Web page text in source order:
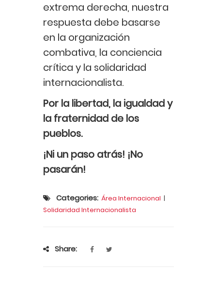
extrema derecha, nuestra
respuesta debe basarse
en la organización
combativa, la conciencia
crítica y la solidaridad
internacionalista.
Por la libertad, la igualdad y
la fraternidad de los
pueblos.
¡Ni un paso atrás! ¡No
pasarán!
Categories: Área Internacional |
Solidaridad Internacionalista
Share: